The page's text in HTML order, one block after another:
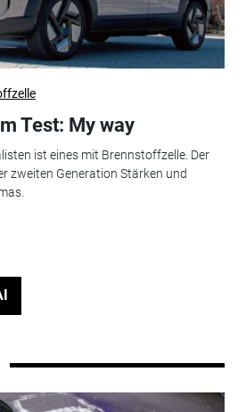
Test: My way
ist eines mit Brennstoffzelle. Der
zweiten Generation Stärken und